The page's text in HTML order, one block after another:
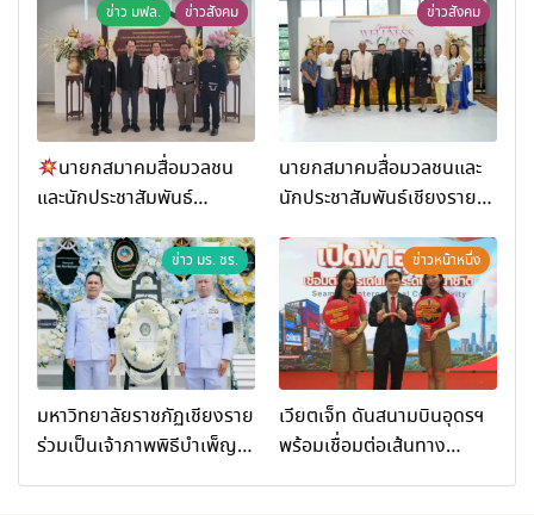
ข่าว มฟล. ข่าวสังคม
นายกสมาคมสื่อมวลชน
และนักประชาสัมพันธ์
เปิด “โครงการเสริมสร้างสุข
ภาวะพระสงฆ์” ถวายพระกุศล
99 พรรษา สมเด็จพระ
สังฆราช
ข่าวสังคม
นายกสมาคมสื่อมวลชนและ
นักประชาสัมพันธ์เชียงราย
การท่องเที่ยวและกีฬาจังหวัด
เชียงราย จัดกิจกรรมอบรม
“การพัฒนาศักยภาพผู้
ประกอบการและเครือข่าย
ธุรกิจ Wellness สู่การ
เติบโตอย่างยั่งยืน (Chiang
Rai Wellness Business
ข่าว มร. ชร.
มหาวิทยาลัยราชภัฏเชียงราย
ร่วมเป็นเจ้าภาพพิธีบำเพ็ญ
ข่าวหน้าหนึ่ง
เวียตเจ็ท ดันสนามบินอุดรฯ
พร้อมเชื่อมต่อเส้นทาง